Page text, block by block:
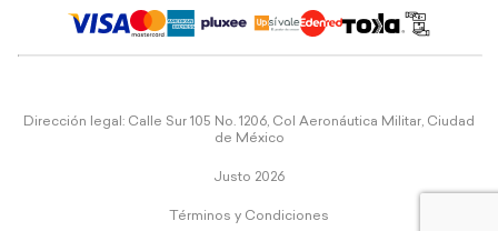
Dirección legal: Calle Sur 105 No. 1206, Col Aeronáutica Militar, Ciudad
de México
Justo 2026
Términos y Condiciones